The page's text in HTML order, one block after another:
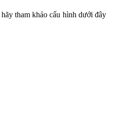
tham khảo cấu hình dưới đây